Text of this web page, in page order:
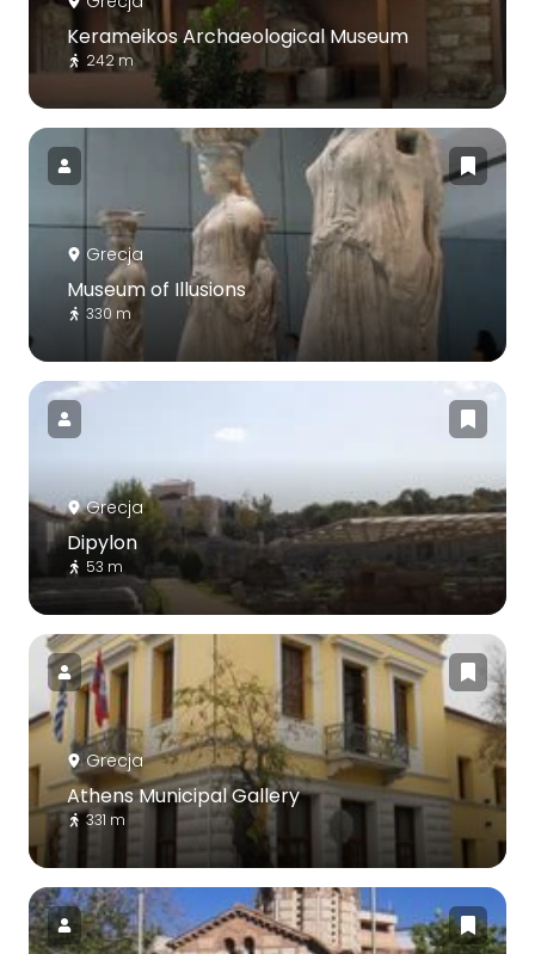
Kerameikos Archaeological Museum
242 m
Grecja
Museum of Illusions
330 m
Grecja
Dipylon
53 m
Grecja
Athens Municipal Gallery
331 m